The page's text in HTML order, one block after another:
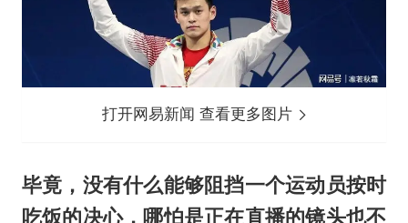
打开网易新闻 查看更多图片
毕竟，没有什么能够阻挡一个运动员按时
吃饭的决心，哪怕是正在直播的镜头也不